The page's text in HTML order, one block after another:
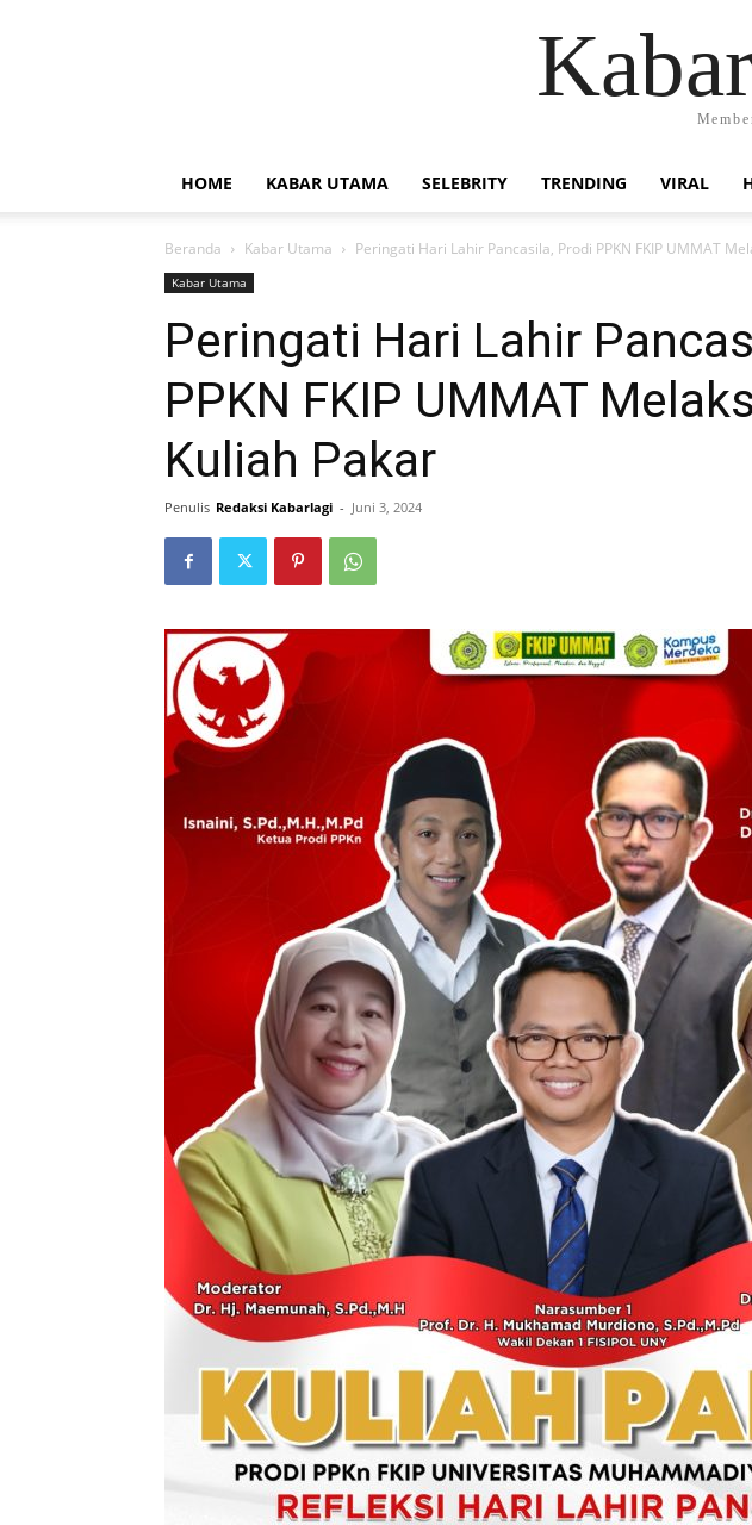
HOME KABAR UTAMA SELEBRITY TRENDING VIRAL
Beranda Kabar Utama Peringati Hari Lahir Pancasila, Prodi PPKN FKIP UMMAT
Kabar Utama
Peringati Hari Lahir
PPKN FKIP UMMAT
Kuliah Pakar
Penulis Redaksi Kabarlagi - Juni 3, 2024